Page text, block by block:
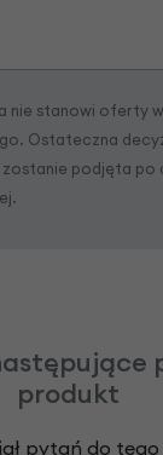
nie stanowi oferty
Ostateczna
zostanie podjęta po
produkt
pytań do tego